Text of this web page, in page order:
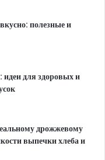
полезные и
идеи для здоровых и
дрожжевому
выпечки хлеба и